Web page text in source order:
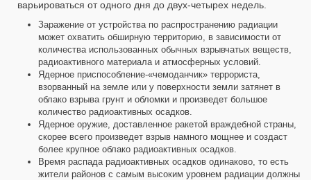
варьироваться от одного дня до двух-четырех недель.
Заражение от устройства по распространению радиации
может охватить обширную территорию, в зависимости от
количества использованных обычных взрывчатых веществ,
радиоактивного материала и атмосферных условий.
Ядерное приспособление-«чемоданчик» террориста,
взорванный на земле или у поверхности земли затянет в
облако взрыва грунт и обломки и произведет большое
количество радиоактивных осадков.
Ядерное оружие, доставленное ракетой враждебной страны,
скорее всего произведет взрыв намного мощнее и создаст
более крупное облако радиоактивных осадков.
Время распада радиоактивных осадков одинаково, то есть
жители районов с самым высоким уровнем радиации должны